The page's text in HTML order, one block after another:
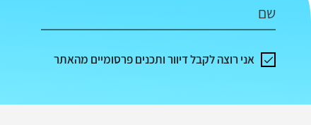
שם
אני רוצה לקבל דיוור ותכנים פרסומיים מהאתר